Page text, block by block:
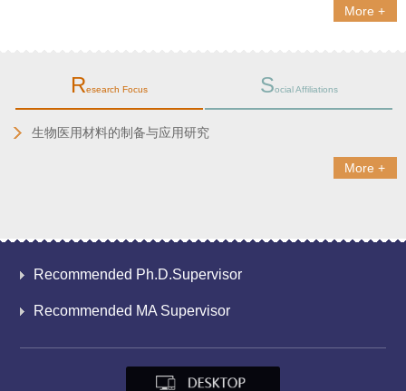
More +
Research Focus Social Affiliations
生物医用材料的制备与应用研究
More +
Recommended Ph.D.Supervisor
Recommended MA Supervisor